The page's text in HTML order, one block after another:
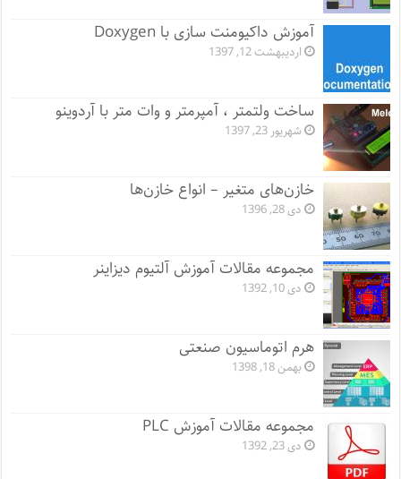
آموزش داکیومنت سازی با Doxygen
اردیبهشت 12, 1397
ساخت ولتمتر ، آمپرمتر و وات متر با آردوینو
شهریور 23, 1397
خازن‌های متغیر – انواع خازن‌ها
دی 28, 1396
مجموعه مقالات آموزش آلتیوم دیزاینر
دی 10, 1392
هرم اتوماسیون صنعتی
بهمن 18, 1398
مجموعه مقالات آموزش PLC
دی 23, 1392